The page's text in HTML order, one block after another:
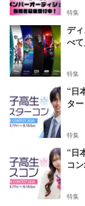
特集
デ
べて
特集
“日
タ
特集
“日
コ
特集